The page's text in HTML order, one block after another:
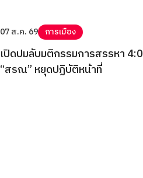
07 ส.ค. 69 การเมือง
เปิดปมลับมติกรรมการสรรหา 4:0
“สรณ” หยุดปฏิบัติหน้าที่